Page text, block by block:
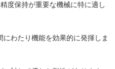
度保持が重要な機械に特に適し
わたり機能を効果的に発揮しま